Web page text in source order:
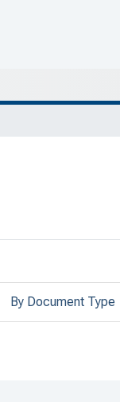
By Document Type